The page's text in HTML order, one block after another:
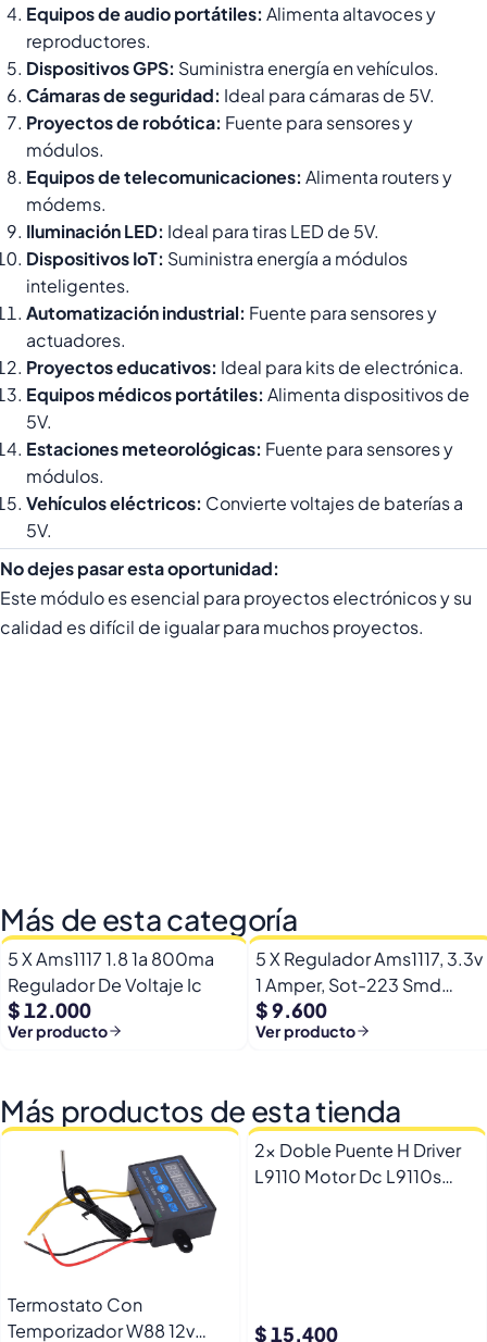
Equipos de audio portátiles: Alimenta altavoces y
reproductores.
Dispositivos GPS: Suministra energía en vehículos.
Cámaras de seguridad: Ideal para cámaras de 5V.
Proyectos de robótica: Fuente para sensores y
módulos.
Equipos de telecomunicaciones: Alimenta routers y
módems.
Iluminación LED: Ideal para tiras LED de 5V.
Dispositivos IoT: Suministra energía a módulos
inteligentes.
Automatización industrial: Fuente para sensores y
actuadores.
Proyectos educativos: Ideal para kits de electrónica.
Equipos médicos portátiles: Alimenta dispositivos de
5V.
Estaciones meteorológicas: Fuente para sensores y
módulos.
Vehículos eléctricos: Convierte voltajes de baterías a
5V.
No dejes pasar esta oportunidad:
Este módulo es esencial para proyectos electrónicos y su
calidad es difícil de igualar para muchos proyectos.
Más de esta categoría
5 X Ams1117 1.8 1a 800ma
Regulador De Voltaje Ic
$ 12.000
Ver producto
5 X Regulador Ams1117, 3.3v
1 Amper, Sot-223 Smd
Reballing
$ 9.600
Ver producto
Más productos de esta tienda
Termostato Con
Temporizador W88 12v
2x Doble Puente H Driver
L9110 Motor Dc L9110s
$ 15.400